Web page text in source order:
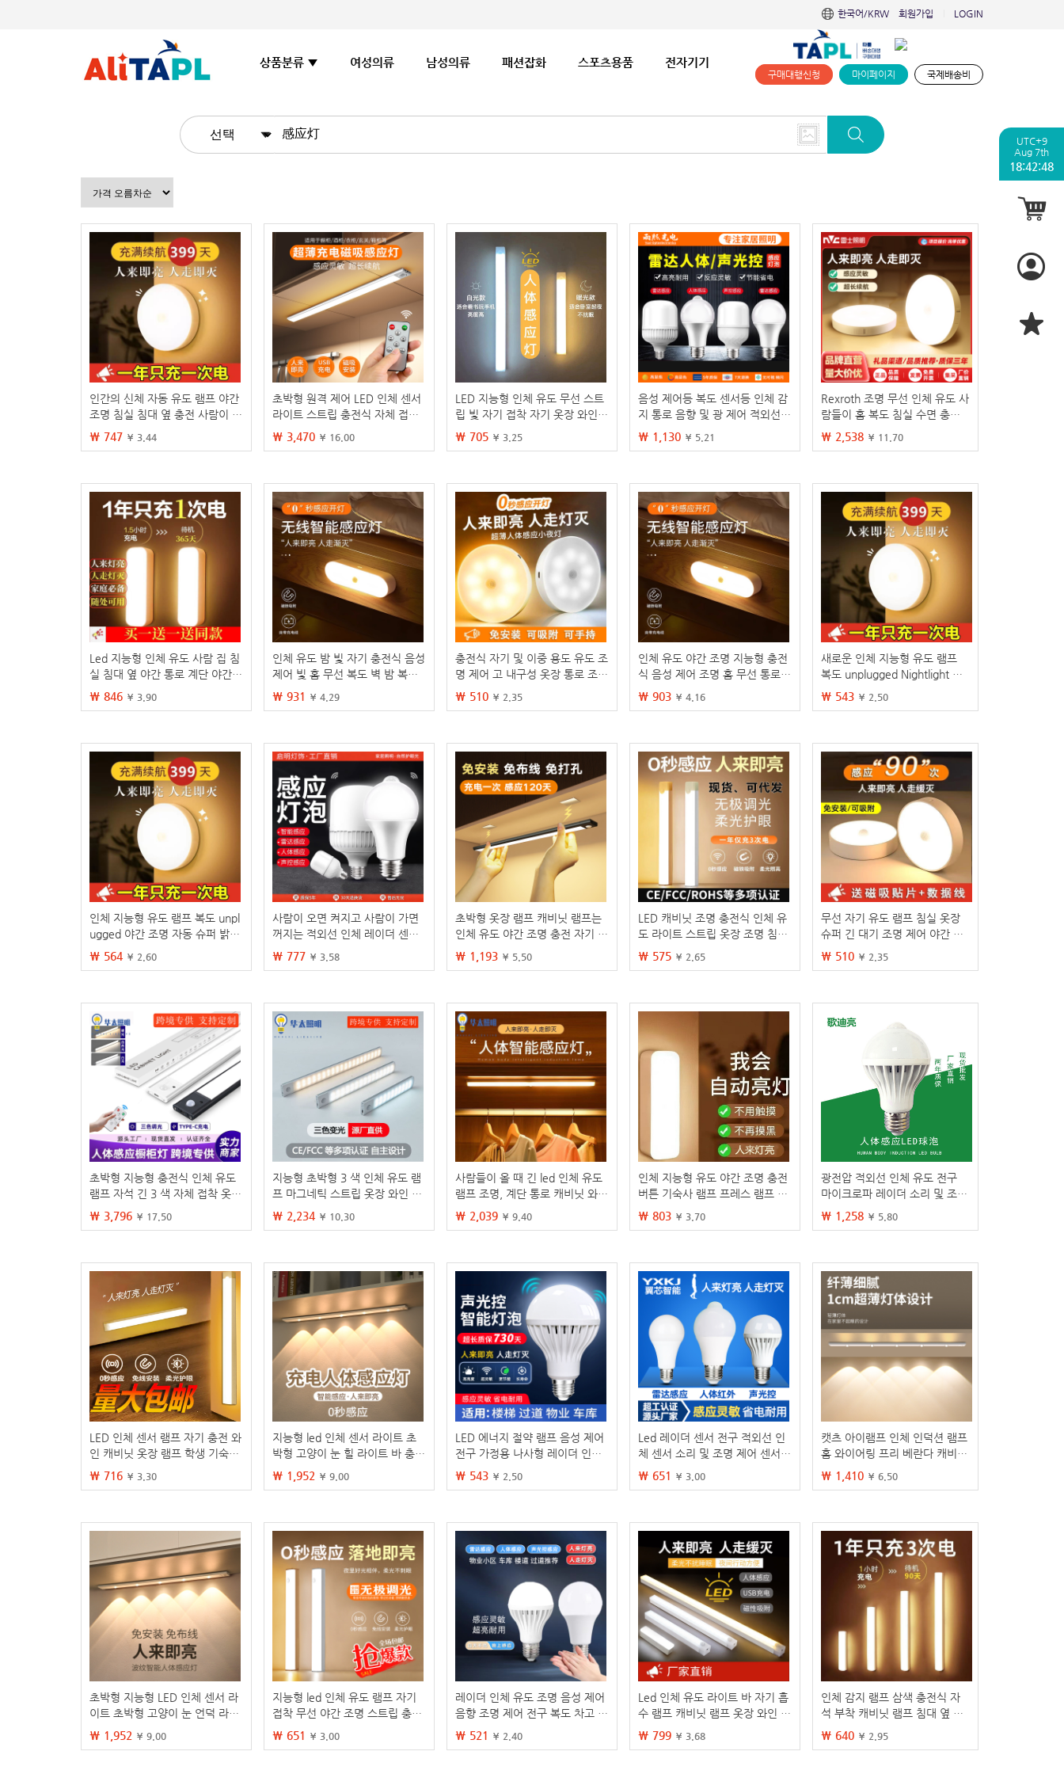
한국어/KRW 회원가입 LOGIN
상품분류 ▼ 여성의류 남성의류 패션잡화 스포츠용품 전자기기
구매대행신청 마이페이지 국제배송비
UTC+9
Aug 7th
18:42:49
인간의 신체 자동 유도 램프 야간
조명 침실 침대 옆 충전 사람이 밤
에 화장실 계단 야간 조명 수면
₩ 747 ¥ 3.44
초박형 원격 제어 LED 인체 센서
라이트 스트립 충전식 자체 접착
캐비닛 옷장 와인 캐비닛 자기 스
마트 센서 라이트
₩ 3,470 ¥ 16.00
LED 지능형 인체 유도 무선 스트
립 빛 자기 접착 자기 옷장 와인
캐비닛 빛 복도 조명
₩ 705 ¥ 3.25
음성 제어등 복도 센서등 인체 감
지 통로 음향 및 광 제어 적외선
레이더 계단 복도 LED 전구
₩ 1,130 ¥ 5.21
Rexroth 조명 무선 인체 유도 사
람들이 홈 복도 침실 수면 충전
라이트에 올 때 야간 조명
₩ 2,538 ¥ 11.70
Led 지능형 인체 유도 사람 집 침
실 침대 옆 야간 통로 계단 야간
기숙사에서 빛을 걷는 사람
₩ 846 ¥ 3.90
인체 유도 밤 빛 자기 충전식 음성
제어 빛 홈 무선 복도 벽 밤 복도
유도 빛
₩ 931 ¥ 4.29
충전식 자기 및 이중 용도 유도 조
명 제어 고 내구성 옷장 통로 조명
아기 모니터링 야간 조명 자동 유
도 조명
₩ 510 ¥ 2.35
인체 유도 야간 조명 지능형 충전
식 음성 제어 조명 홈 무선 통로
벽 야간 복도 유도 조명
₩ 903 ¥ 4.16
새로운 인체 지능형 유도 램프
복도 unplugged Nightlight 자
동 슈퍼 밝은 화장실 복도 기숙
사 홈
₩ 543 ¥ 2.50
인체 지능형 유도 램프 복도 unpl
ugged 야간 조명 자동 슈퍼 밝은
화장실 복도 기숙사 홈 새로운
₩ 564 ¥ 2.60
사람이 오면 켜지고 사람이 가면
꺼지는 적외선 인체 레이더 센서
조명, 계단 및 복도용 사운드/광
제어 LED 전구
₩ 777 ¥ 3.58
초박형 옷장 램프 캐비닛 램프는
인체 유도 야간 조명 충전 자기 스
마트 침대 옆 램프 스트립을 주도
₩ 1,193 ¥ 5.50
LED 캐비닛 조명 충전식 인체 유
도 라이트 스트립 옷장 조명 침실
수면 기숙사 야간 조명 마그네틱
스트립
₩ 575 ¥ 2.65
무선 자기 유도 램프 침실 옷장
슈퍼 긴 대기 조명 제어 야간 조
명 USB 충전식 옷장 입구 램프
₩ 510 ¥ 2.35
초박형 지능형 충전식 인체 유도
램프 자석 긴 3 색 자체 접착 옷장
캐비닛 와인 캐비닛 램프 스트립
₩ 3,796 ¥ 17.50
지능형 초박형 3 색 인체 유도 램
프 마그네틱 스트립 옷장 와인 캐
비닛 캐비닛 라이트 바 led 충전
야간 조명
₩ 2,234 ¥ 10.30
사람들이 올 때 긴 led 인체 유도
램프 조명, 계단 통로 캐비닛 와인
캐비닛 옷장 자기 야간 조명 벨트
₩ 2,039 ¥ 9.40
인체 지능형 유도 야간 조명 충전
버튼 기숙사 램프 프레스 램프 머
리맡 램프 캠핑 램프 눈 보호 도매
₩ 803 ¥ 3.70
광전압 적외선 인체 유도 전구
마이크로파 레이더 소리 및 조명
제어 전구 램프 복도 램프 복도
차고 램프
₩ 1,258 ¥ 5.80
LED 인체 센서 램프 자기 충전 와
인 캐비닛 옷장 램프 학생 기숙사
야간 조명 국경 간 스트립 램프 도
매
₩ 716 ¥ 3.30
지능형 led 인체 센서 라이트 초
박형 고양이 눈 힐 라이트 바 충전
식 자체 접착 옷장 와인 캐비닛 라
이트 스트립
₩ 1,952 ¥ 9.00
LED 에너지 절약 램프 음성 제어
전구 가정용 나사형 레이더 인체
감지 복도 음성 및 조명 제어 에너
지 절약 조명 전구
₩ 543 ¥ 2.50
Led 레이더 센서 전구 적외선 인
체 센서 소리 및 조명 제어 센서
계단 복도 E27 음성 제어 조명
₩ 651 ¥ 3.00
캣츠 아이램프 인체 인덕션 램프
홈 와이어링 프리 베란다 캐비닛
옷장 인덕션 골판지 힐 램프 도
매
₩ 1,410 ¥ 6.50
초박형 지능형 LED 인체 센서 라
이트 초박형 고양이 눈 언덕 라이
트 바 충전식 자체 접착 옷장 와인
캐비닛
₩ 1,952 ¥ 9.00
지능형 led 인체 유도 램프 자기
접착 무선 야간 조명 스트립 충전
캐비닛 옷장 라이트 스트립
₩ 651 ¥ 3.00
레이더 인체 유도 조명 음성 제어
음향 조명 제어 전구 복도 차고 복
도 지능형 led 적외선 전구
₩ 521 ¥ 2.40
Led 인체 유도 라이트 바 자기 흡
수 램프 캐비닛 램프 옷장 와인 캐
비닛 신발 캐비닛 usb 인덕션 야
간 라이트 스트립 충전
₩ 799 ¥ 3.68
인체 감지 램프 삼색 충전식 자
석 부착 캐비닛 램프 침대 옆 US
B 옷장 자동 감지 LED 야간등
₩ 640 ¥ 2.95